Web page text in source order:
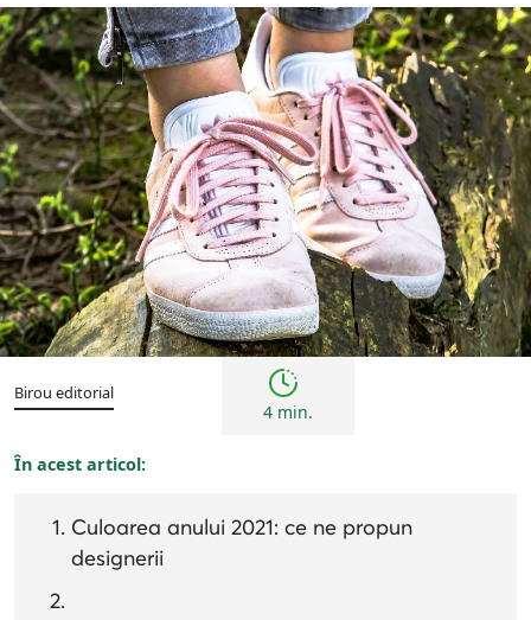
Sfaturi
Birou editorial
4 min.
În acest articol:
Culoarea anului 2021: ce ne propun
designerii